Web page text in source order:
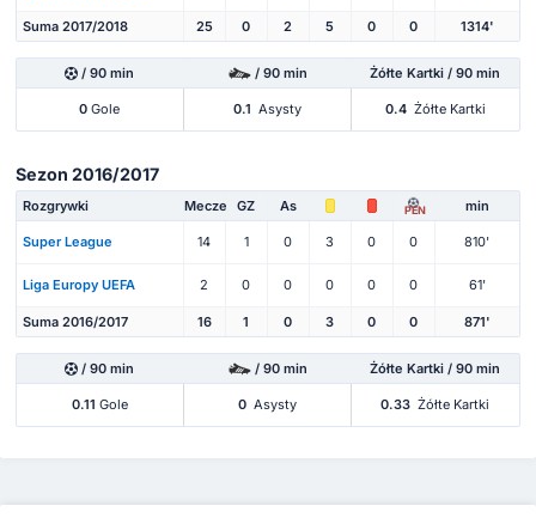
Suma 2017/2018 25 0 2 5 0 0 1314'
/ 90 min / 90 min Żółte Kartki / 90 min
0 Gole 0.1 Asysty 0.4 Żółte Kartki
Sezon 2016/2017
Rozgrywki Mecze GZ As PEN min
Super League 14 1 0 3 0 0 810'
Liga Europy UEFA 2 0 0 0 0 0 61'
Suma 2016/2017 16 1 0 3 0 0 871'
/ 90 min / 90 min Żółte Kartki / 90 min
0.11 Gole 0 Asysty 0.33 Żółte Kartki